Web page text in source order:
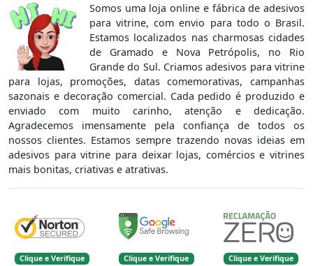
Somos uma loja online e fábrica de adesivos
para vitrine, com envio para todo o Brasil.
Estamos localizados nas charmosas cidades
de Gramado e Nova Petrópolis, no Rio
Grande do Sul. Criamos adesivos para vitrine
para lojas, promoções, datas comemorativas, campanhas
sazonais e decoração comercial. Cada pedido é produzido e
enviado com muito carinho, atenção e dedicação.
Agradecemos imensamente pela confiança de todos os
nossos clientes. Estamos sempre trazendo novas ideias em
adesivos para vitrine para deixar lojas, comércios e vitrines
mais bonitas, criativas e atrativas.
Clique e Verifique Clique e Verifique Clique e Verifique